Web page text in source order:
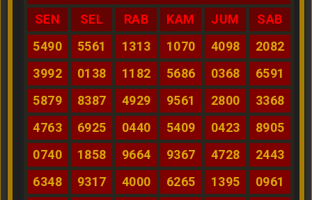
SEN
SEL RAB KAM JUM
SAB
5490
5561 1313 1070 4098
2082
3992
0138 1182 5686 0368
6591
5879
8387 4929 9561 2800
3368
4763
6925 0440 5409 0423
8905
0740
1858 9664 9367 4728
2443
6348
9317 4000 6265 1395
0961